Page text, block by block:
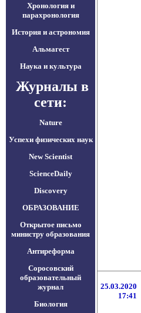
Хронология и
парахронология
История и астрономия
Альмагест
Наука и культура
Журналы в
сети:
Nature
Успехи физических наук
New Scientist
ScienceDaily
Discovery
ОБРАЗОВАНИЕ
Открытое письмо
министру образования
Антиреформа
Соросовский
образовательный
журнал
Биология
25.03.2020
17:41